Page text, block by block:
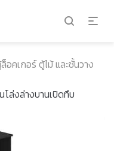
คเกอร์ ตู้ไม้ และชั้นวาง
ล่งล่างบานเปิดทึบ